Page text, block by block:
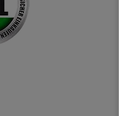
elastisches Gewebe passt
sich der
Körperbewegung an.
Klare Kaufempfehlung!